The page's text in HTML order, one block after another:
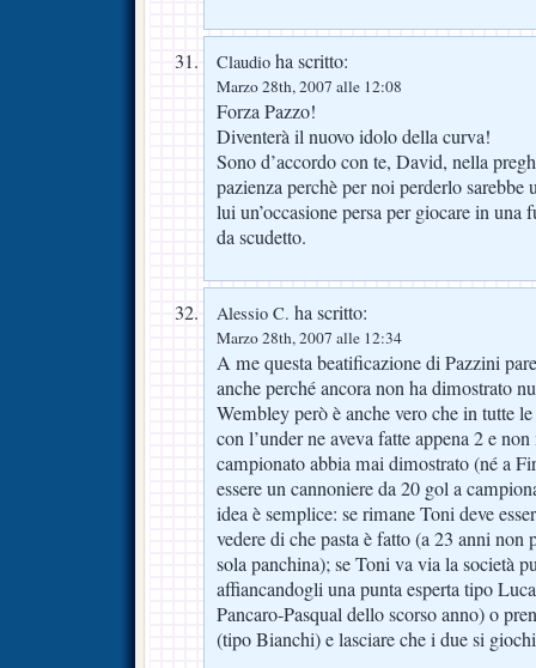
Claudio ha scritto:
Marzo 28th, 2007 alle 12:08
Forza Pazzo!
Diventerà il nuovo idolo della curva!
Sono d’accordo con te, David, nella
pazienza perchè per noi perderlo sarebbe
lui un’occasione persa per giocare in una
da scudetto.
Alessio C. ha scritto:
Marzo 28th, 2007 alle 12:34
A me questa beatificazione di Pazzini
anche perché ancora non ha dimostrato
Wembley però è anche vero che in tutte
con l’under ne aveva fatte appena 2 e
campionato abbia mai dimostrato (né a
essere un cannoniere da 20 gol a
idea è semplice: se rimane Toni deve
vedere di che pasta è fatto (a 23 anni non
sola panchina); se Toni va via la società
affiancandogli una punta esperta tipo
Pancaro-Pasqual dello scorso anno) o
(tipo Bianchi) e lasciare che i due si